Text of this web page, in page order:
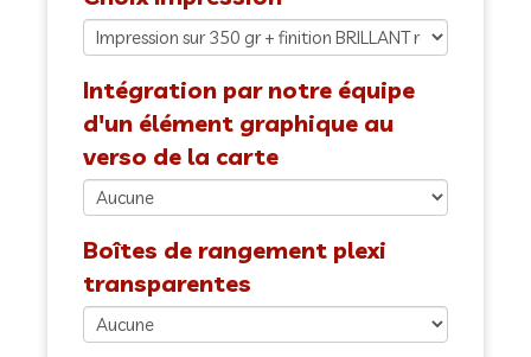
Intégration par notre équipe
d'un élément graphique au
verso de la carte
Boîtes de rangement plexi
transparentes